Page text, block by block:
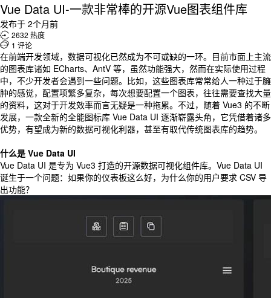
Vue Data UI-一款非常棒的开源Vue图表组件库
发布于 2个月前
 2632 热度
 1 评论
在前端开发领域，数据可视化已然成为不可或缺的一环。目前市面上主流
的图表库诸如 ECharts、AntV 等，虽然功能强大，然而在实际使用过程
中，不少开发者会遇到一些问题。比如，这些图表库常常给人一种过于臃
肿的感觉，配置项繁多复杂，每次想要配置一个图表，往往需要查找大量
的资料，这对于开发效率而言无疑是一种拖累。不过，随着 Vue3 的不断
发展，一款全新的全能图标库 Vue Data UI 逐渐崭露头角，它凭借着诸多
优势，有望成为新的数据可视化利器，甚至有取代传统图表库的趋势。
什么是 Vue Data UI
Vue Data UI 是专为 Vue3 打造的开源数据可视化组件库。Vue Data UI
诞生于一个问题：如果你的仪表板这么好，为什么你的用户要求 CSV 导
出功能？